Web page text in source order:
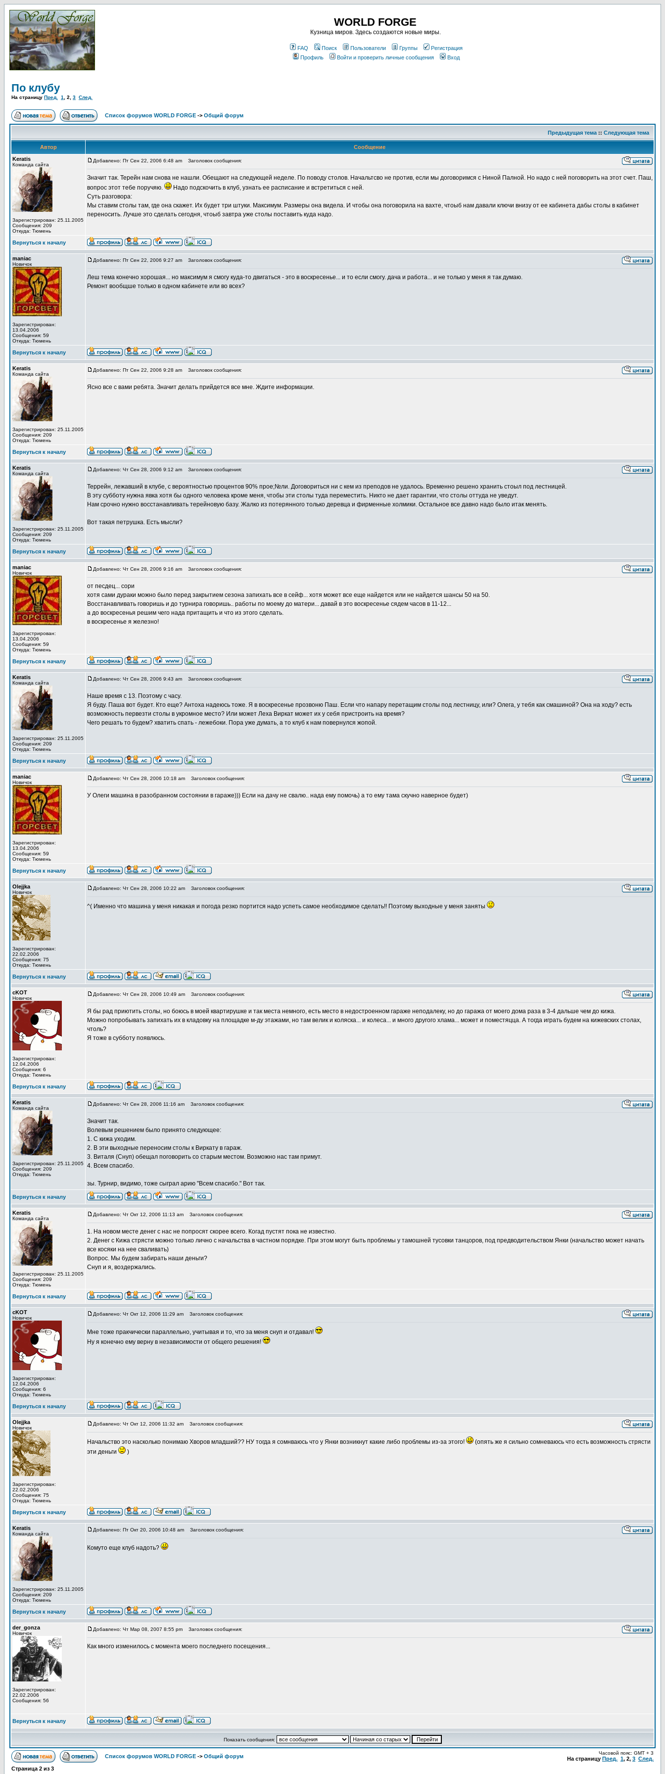
WORLD FORGE
Кузница миров. Здесь создаются новые миры.
FAQ Поиск Пользователи Группы
Регистрация
Профиль
Войти и проверить личные сообщения Вход
По клубу
На страницу Пред. 1 2 3 След.
Список форумов WORLD FORGE -> Общий форум
Предыдущая тема :: Следующая тема
Автор
Сообщение
Keratis
Команда сайта
Зарегистрирован: 25.11.2005
Сообщения: 209
Откуда: Тюмень
Добавлено: Пт Сен 22, 2006 6:48 am Заголовок сообщения:
Значит так. Терейн нам снова не нашли. Обещают на следующей неделе. По поводу столов. Начальтсво не против, если мы договоримся с Ниной Палной. Но надо с ней поговорить на этот счет. Паш,
вопрос этот тебе поручяю.
Надо подскочить в клуб, узнать ее расписание и встретиться с ней.
Суть разговора:
Мы ставим столы там, где она скажет. Их будет три штуки. Максимум. Размеры она видела. И чтобы она поговорила на вахте, чтоыб нам давали ключи внизу от ее кабинета дабы столы в кабинет
переносить. Лучше это сделать сегодня, чтоыб завтра уже столы поставить куда надо.
Вернуться к началу
maniac
Новичок
Зарегистрирован:
13.04.2006
Сообщения: 59
Откуда: Тюмень
Добавлено: Пт Сен 22, 2006 9:27 am Заголовок сообщения:
Леш тема конечно хорошая... но максимум я смогу куда-то двигаться - это в воскресенье... и то если смогу. дача и работа... и не только у меня я так думаю.
Ремонт вообщше только в одном кабинете или во всех?
Вернуться к началу
Keratis
Команда сайта
Зарегистрирован: 25.11.2005
Сообщения: 209
Откуда: Тюмень
Добавлено: Пт Сен 22, 2006 9:28 am Заголовок сообщения:
Ясно все с вами ребята. Значит делать прийдется все мне. Ждите информации.
Вернуться к началу
Keratis
Команда сайта
Зарегистрирован: 25.11.2005
Сообщения: 209
Откуда: Тюмень
Добавлено: Чт Сен 28, 2006 9:12 am Заголовок сообщения:
Террейн, лежавший в клубе, с вероятностью процентов 90% прое;№ли. Договориться ни с кем из преподов не удалось. Временно решено хранить стоыл под лестницей.
В эту субботу нужна явка хотя бы одного человека кроме меня, чтобы эти столы туда переместить. Никто не дает гарантии, что столы оттуда не уведут.
Нам срочно нужно восстанавливать терейновую базу. Жалко из потерянного только деревца и фирменные холмики. Остальное все давно надо было итак менять.
Вот такая петрушка. Есть мысли?
Вернуться к началу
maniac
Новичок
Зарегистрирован:
13.04.2006
Сообщения: 59
Откуда: Тюмень
Добавлено: Чт Сен 28, 2006 9:16 am Заголовок сообщения:
от песдец... сори
хотя сами дураки можно было перед закрытием сезона запихать все в сейф... хотя может все еще найдется или не найдется шансы 50 на 50.
Восстанавливать говоришь и до турнира говоришь.. работы по моему до матери... давай в это воскресенье сядем часов в 11-12...
а до воскресенья решим чего нада притащить и что из этого сделать.
в воскресенье я железно!
Вернуться к началу
Keratis
Команда сайта
Зарегистрирован: 25.11.2005
Сообщения: 209
Откуда: Тюмень
Добавлено: Чт Сен 28, 2006 9:43 am Заголовок сообщения:
Наше время с 13. Поэтому с часу.
Я буду. Паша вот будет. Кто еще? Антоха надеюсь тоже. Я в воскресенье прозвоню Паш. Если что напару перетащим столы под лестницу, или? Олега, у тебя как смашиной? Она на ходу? есть
возможность первезти столы в укромное место? Или может Леха Виркат может их у себя пристроить на время?
Чего решать то будем? хватить спать - лежебоки. Пора уже думать, а то клуб к нам повернулся жопой.
Вернуться к началу
maniac
Новичок
Зарегистрирован:
13.04.2006
Сообщения: 59
Откуда: Тюмень
Добавлено: Чт Сен 28, 2006 10:18 am Заголовок сообщения:
У Олеги машина в разобранном состоянии в гараже))) Если на дачу не свалю.. нада ему помочь) а то ему тама скучно наверное будет)
Вернуться к началу
Olejjka
Новичок
Зарегистрирован:
22.02.2006
Сообщения: 75
Откуда: Тюмень
Добавлено: Чт Сен 28, 2006 10:22 am Заголовок сообщения:
^( Именно что машина у меня никакая и погода резко портится надо успеть самое необходимое сделать!! Поэтому выходные у меня заняты
Вернуться к началу
cKOT
Новичок
Зарегистрирован:
12.04.2006
Сообщения: 6
Откуда: Тюмень
Добавлено: Чт Сен 28, 2006 10:49 am Заголовок сообщения:
Я бы рад приютить столы, но боюсь в моей квартирушке и так места немного, есть место в недостроенном гараже неподалеку, но до гаража от моего дома раза в 3-4 дальше чем до кижа.
Можно попробывать запихать их в кладовку на площадке м-ду этажами, но там велик и коляска... и колеса... и много другого хлама... может и поместяцца. А тогда играть будем на кижевских столах,
чтоль?
Я тоже в субботу появлюсь.
Вернуться к началу
Keratis
Команда сайта
Зарегистрирован: 25.11.2005
Сообщения: 209
Откуда: Тюмень
Добавлено: Чт Сен 28, 2006 11:16 am Заголовок сообщения:
Значит так.
Волевым решением было принято следующее:
1. С кижа уходим.
2. В эти выходные переносим столы к Виркату в гараж.
3. Виталя (Снуп) обещал поговорить со старым местом. Возможно нас там примут.
4. Всем спасибо.
зы. Турнир, видимо, тоже сыграл арию "Всем спасибо." Вот так.
Вернуться к началу
Keratis
Команда сайта
Зарегистрирован: 25.11.2005
Сообщения: 209
Откуда: Тюмень
Добавлено: Чт Окт 12, 2006 11:13 am Заголовок сообщения:
1. На новом месте денег с нас не попросят скорее всего. Когад пустят пока не известно.
2. Денег с Кижа стрясти можно только лично с начальства в частном порядке. При этом могут быть проблемы у тамошней тусовки танцоров, под предводительством Янки (начальство может начать
все косяки на нее сваливать)
Вопрос. Мы будем забирать наши деньги?
Снуп и я, воздержались.
Вернуться к началу
cKOT
Новичок
Зарегистрирован:
12.04.2006
Сообщения: 6
Откуда: Тюмень
Добавлено: Чт Окт 12, 2006 11:29 am Заголовок сообщения:
Мне тоже пракчически параллельно, учитывая и то, что за меня снуп и отдавал!
Ну я конечно ему верну в независимости от общего решения!
Вернуться к началу
Olejjka
Новичок
Зарегистрирован:
22.02.2006
Сообщения: 75
Откуда: Тюмень
Добавлено: Чт Окт 12, 2006 11:32 am Заголовок сообщения:
Начальство это насколько понимаю Хворов младший?? НУ тогда я сомнваюсь что у Янки возникнут какие либо проблемы из-за этого!
(опять же я сильно сомневаюсь что есть возможность стрясти
эти деньги
)
Вернуться к началу
Keratis
Команда сайта
Зарегистрирован: 25.11.2005
Сообщения: 209
Откуда: Тюмень
Добавлено: Пт Окт 20, 2006 10:48 am Заголовок сообщения:
Комуто еще клуб надоть?
Вернуться к началу
der_gonza
Новичок
Зарегистрирован:
22.02.2006
Сообщения: 56
Добавлено: Чт Мар 08, 2007 8:55 pm Заголовок сообщения:
Как много изменилось с момента моего последнего посещения...
Вернуться к началу
Показать сообщения:
Список форумов WORLD FORGE -> Общий форум
Часовой пояс: GMT + 3
На страницу Пред. 1, 2, 3 След.
Страница 2 из 3